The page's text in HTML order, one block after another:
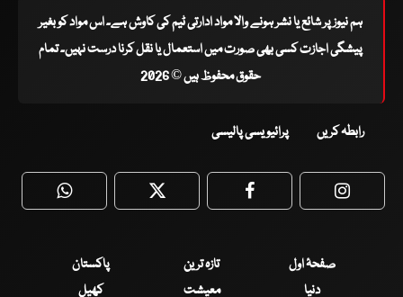
ہم نیوز پر شائع یا نشر ہونے والا مواد ادارتی ٹیم کی کاوش ہے۔ اس مواد کو بغیر
پیشگی اجازت کسی بھی صورت میں استعمال یا نقل کرنا درست نہیں۔ تمام
حقوق محفوظ ہیں © 2026
رابطہ کریں پرائیویسی پالیسی
WhatsApp Twitter Facebook
صفحۂ اول تازہ ترین
پاکستان
دنیا
معیشت کھیل